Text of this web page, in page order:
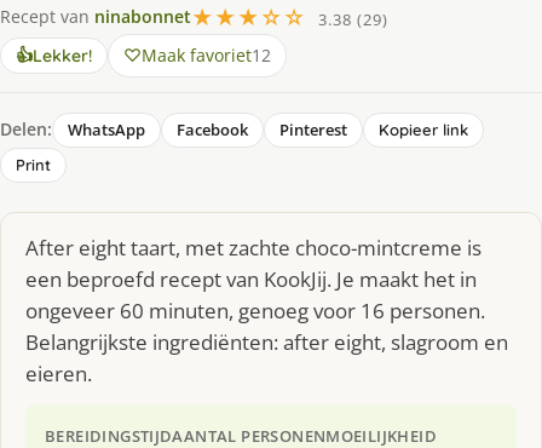
Recept van ninabonnet★★★☆☆
3.38 (29)
👍Lekker! Maak favoriet12
Delen: WhatsApp Facebook Pinterest
Kopieer link
Print
After eight taart, met zachte choco-mintcreme is
een beproefd recept van KookJij. Je maakt het in
ongeveer 60 minuten, genoeg voor 16 personen.
Belangrijkste ingrediënten: after eight, slagroom en
eieren.
BEREIDINGSTIJDAANTAL PERSONENMOEILIJKHEID